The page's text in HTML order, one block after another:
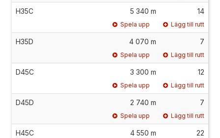
H35C 5 340 m 14
Spela upp Lägg till rutt
H35D 4 070 m 7
Spela upp Lägg till rutt
D45C 3 300 m 12
Spela upp Lägg till rutt
D45D 2 740 m 7
Spela upp Lägg till rutt
H45C 4 550 m 22